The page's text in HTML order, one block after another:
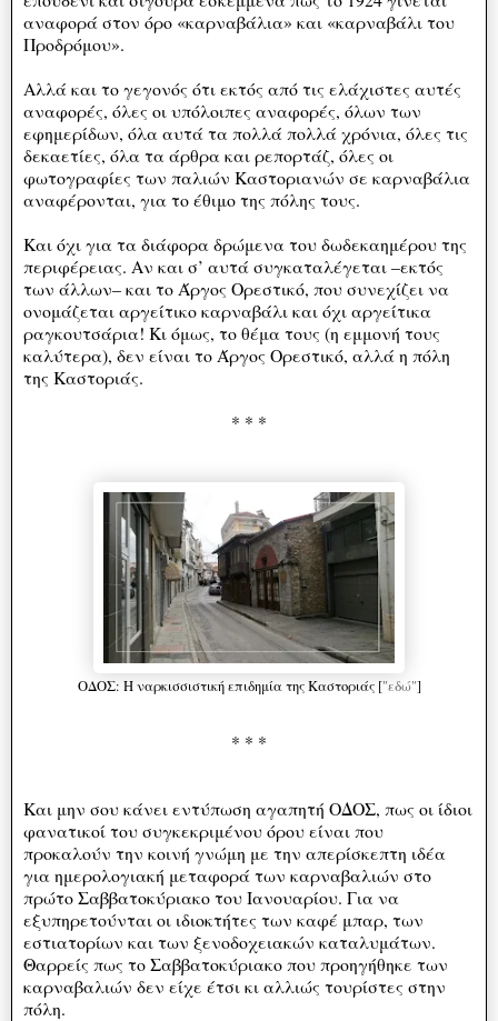
αναφορά στον όρο «καρναβάλια» και «καρναβάλι του
Προδρόμου».
Αλλά και το γεγονός ότι εκτός από τις ελάχιστες αυτές
αναφορές, όλες οι υπόλοιπες αναφορές, όλων των
εφημερίδων, όλα αυτά τα πολλά πολλά χρόνια, όλες τις
δεκαετίες, όλα τα άρθρα και ρεπορτάζ, όλες οι
φωτογραφίες των παλιών Καστοριανών σε καρναβάλια
αναφέρονται, για το έθιμο της πόλης τους.
Και όχι για τα διάφορα δρώμενα του δωδεκαημέρου της
περιφέρειας. Αν και σ’ αυτά συγκαταλέγεται –εκτός
των άλλων– και το Άργος Ορεστικό, που συνεχίζει να
ονομάζεται αργείτικο καρναβάλι και όχι αργείτικα
ραγκουτσάρια! Κι όμως, το θέμα τους (η εμμονή τους
καλύτερα), δεν είναι το Άργος Ορεστικό, αλλά η πόλη
της Καστοριάς.
* * *
ΟΔΟΣ: Η ναρκισσιστική επιδημία της Καστοριάς ["εδώ"]
* * *
Και μην σου κάνει εντύπωση αγαπητή ΟΔΟΣ, πως οι ίδιοι
φανατικοί του συγκεκριμένου όρου είναι που
προκαλούν την κοινή γνώμη με την απερίσκεπτη ιδέα
για ημερολογιακή μεταφορά των καρναβαλιών στο
πρώτο Σαββατοκύριακο του Ιανουαρίου. Για να
εξυπηρετούνται οι ιδιοκτήτες των καφέ μπαρ, των
εστιατορίων και των ξενοδοχειακών καταλυμάτων.
Θαρρείς πως το Σαββατοκύριακο που προηγήθηκε των
καρναβαλιών δεν είχε έτσι κι αλλιώς τουρίστες στην
πόλη.